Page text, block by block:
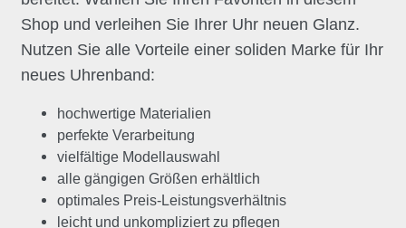
Shop und verleihen Sie Ihrer Uhr neuen Glanz.
Nutzen Sie alle Vorteile einer soliden Marke für Ihr
neues Uhrenband:
hochwertige Materialien
perfekte Verarbeitung
vielfältige Modellauswahl
alle gängigen Größen erhältlich
optimales Preis-Leistungsverhältnis
leicht und unkompliziert zu pflegen